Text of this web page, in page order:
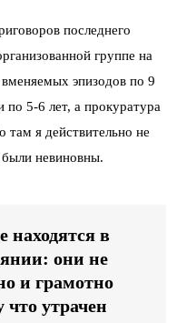
последнего
группе на
эпизодов по 9
5-6 лет, а прокуратура
там я действительно не
были невиновны.
находятся в
они не
и грамотно
что утрачен